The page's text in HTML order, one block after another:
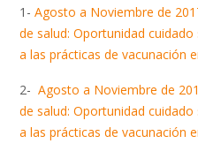
1- Agosto a Noviembre de
de salud: Oportunidad
a las prácticas de vacunación
2- Agosto a Noviembre de
de salud: Oportunidad
a las prácticas de vacunación